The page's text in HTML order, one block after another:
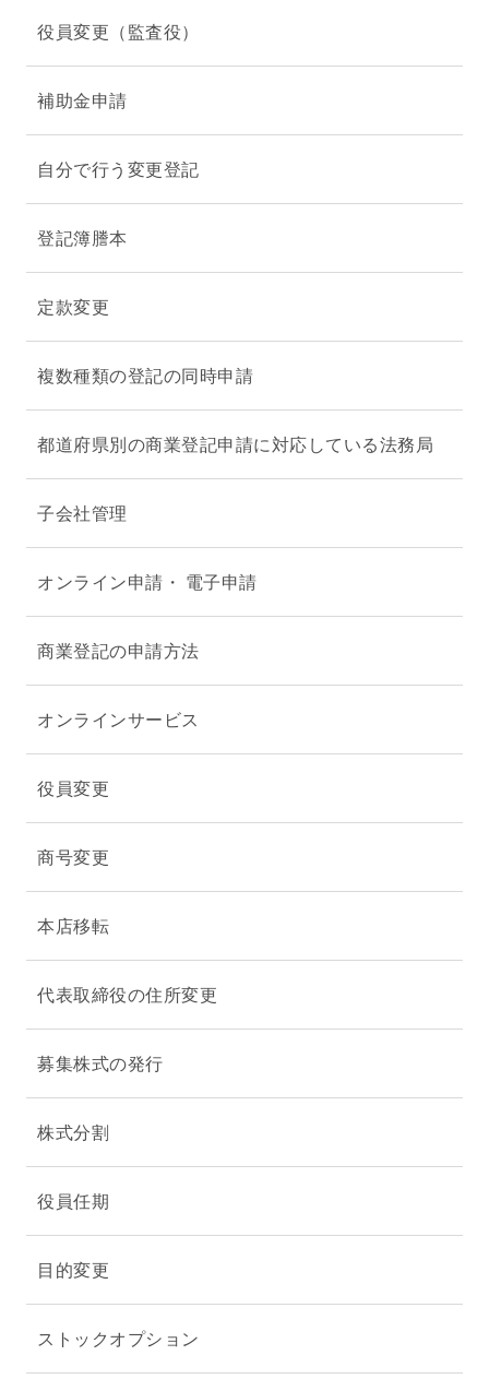
役員変更（監査役）
補助金申請
自分で行う変更登記
登記簿謄本
定款変更
複数種類の登記の同時申請
都道府県別の商業登記申請に対応している法務局
子会社管理
オンライン申請・ 電子申請
商業登記の申請方法
オンラインサービス
役員変更
商号変更
本店移転
代表取締役の住所変更
募集株式の発行
株式分割
役員任期
目的変更
ストックオプション